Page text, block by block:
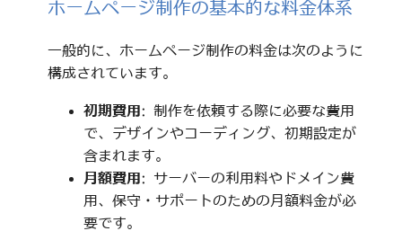
ホームページ制作の基本的な料金体系
一般的に、ホームページ制作の料金は次のように
構成されています。
初期費用: 制作を依頼する際に必要な費用
で、デザインやコーディング、初期設定が
含まれます。
月額費用: サーバーの利用料やドメイン費
用、保守・サポートのための月額料金が必
要です。